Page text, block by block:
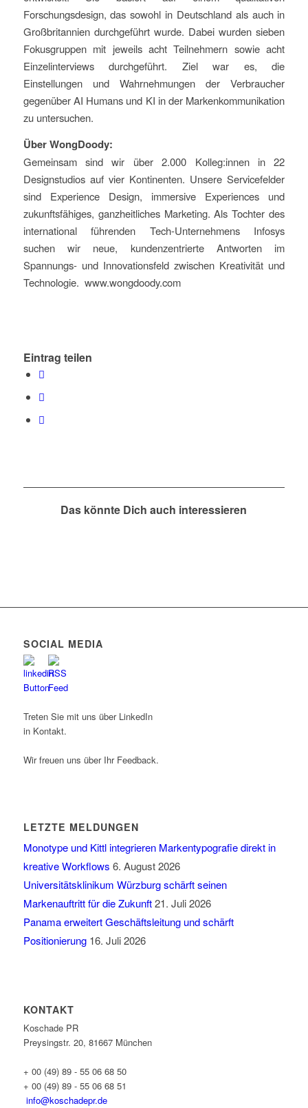
Forschungsdesign, das sowohl in Deutschland als auch in
Großbritannien durchgeführt wurde. Dabei wurden sieben
Fokusgruppen mit jeweils acht Teilnehmern sowie acht
Einzelinterviews durchgeführt. Ziel war es, die
Einstellungen und Wahrnehmungen der Verbraucher
gegenüber AI Humans und KI in der Markenkommunikation
zu untersuchen.
Über WongDoody:
Gemeinsam sind wir über 2.000 Kolleg:innen in 22
Designstudios auf vier Kontinenten. Unsere Servicefelder
sind Experience Design, immersive Experiences und
zukunftsfähiges, ganzheitliches Marketing. Als Tochter des
international führenden Tech-Unternehmens Infosys
suchen wir neue, kundenzentrierte Antworten im
Spannungs- und Innovationsfeld zwischen Kreativität und
Technologie. www.wongdoody.com
Eintrag teilen
Das könnte Dich auch interessieren
SOCIAL MEDIA
Treten Sie mit uns über LinkedIn
in Kontakt.
Wir freuen uns über Ihr Feedback.
LETZTE MELDUNGEN
Monotype und Kittl integrieren Markentypografie direkt in
kreative Workflows 6. August 2026
Universitätsklinikum Würzburg schärft seinen
Markenauftritt für die Zukunft 21. Juli 2026
Panama erweitert Geschäftsleitung und schärft
Positionierung 16. Juli 2026
KONTAKT
Koschade PR
Preysingstr. 20, 81667 München
+ 00 (49) 89 - 55 06 68 50
+ 00 (49) 89 - 55 06 68 51
info@koschadepr.de